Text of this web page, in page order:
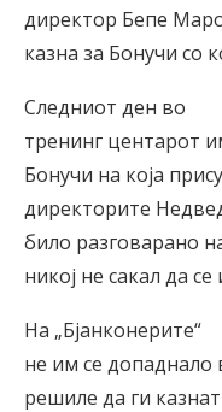
директор Бепе
казна за Бонучи со
Следниот ден во
тренинг центарот
Бонучи на која
директорите
било разговарано
никој не сакал да се
На „Бјанконерите“
не им се допаднало
решиле да ги